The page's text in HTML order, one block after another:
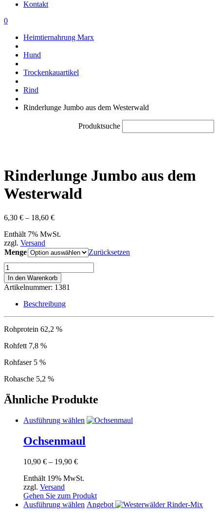
Kontakt
0
Heimtiernahrung Marx
Hund
Trockenkauartikel
Rind
Rinderlunge Jumbo aus dem Westerwald
Produktsuche
Rinderlunge Jumbo aus dem
Westerwald
6,30 € – 18,60 €Preisspanne:
bis
Enthält 7% MwSt.
zzgl. Versand
Menge
Zurücksetzen
Rinderlunge
Jumbo
aus
dem
Westerwald
Menge
In den Warenkorb
Artikelnummer: 1381
Beschreibung
Rohprotein 62,2 %
Rohfett 7,8 %
Rohfaser 5 %
Rohasche 5,2 %
Ähnliche Produkte
Ausführung wählen Dieses
auf
der
Ochsenmaul
10,90 € – 19,90 €Preisspanne:
bis
Enthält 19% MwSt.
zzgl. Versand
Gehen Sie zum Produkt
Ausführung wählen Dieses
Angebot